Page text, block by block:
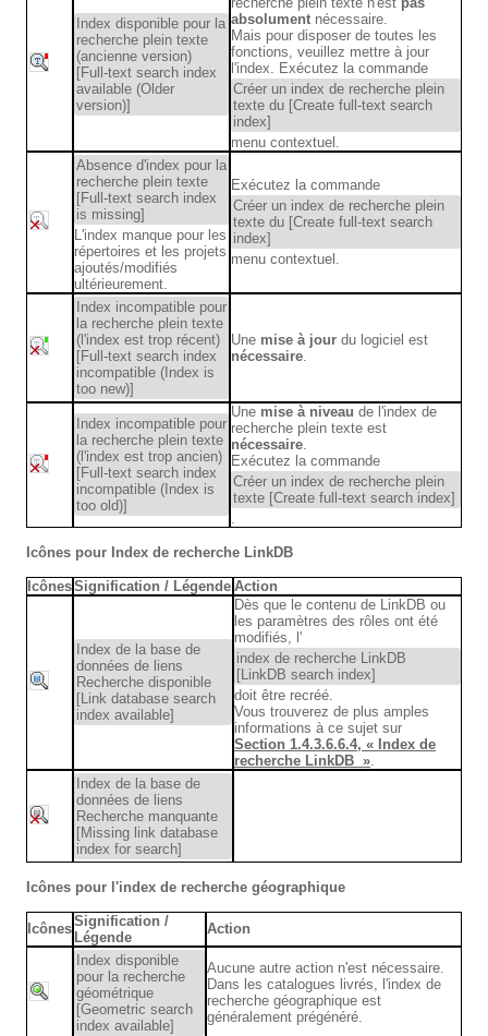
Index disponible pour la
recherche plein texte
(ancienne version)
[Full-text search index
available (Older
version)]
absolument nécessaire.
Mais pour disposer de toutes les
fonctions, veuillez mettre à jour
l'index. Exécutez la commande
Créer un index de recherche plein
texte du [Create full-text search
index]
menu contextuel.
Absence d'index pour la
recherche plein texte
[Full-text search index
is missing]
L'index manque pour les
répertoires et les projets
ajoutés/modifiés
ultérieurement.
Exécutez la commande
Créer un index de recherche plein
texte du [Create full-text search
index]
menu contextuel.
Index incompatible pour
la recherche plein texte
(l'index est trop récent)
[Full-text search index
incompatible (Index is
too new)]
Une mise à jour du logiciel est
nécessaire.
Index incompatible pour
la recherche plein texte
(l'index est trop ancien)
[Full-text search index
incompatible (Index is
too old)]
Une mise à niveau de l'index de
recherche plein texte est
nécessaire.
Exécutez la commande
Créer un index de recherche plein
texte [Create full-text search index]
.
Icônes pour Index de recherche LinkDB
IcônesSignification / Légende Action
Index de la base de
données de liens
Recherche disponible
[Link database search
index available]
Dès que le contenu de LinkDB ou
les paramètres des rôles ont été
modifiés, l'
index de recherche LinkDB
[LinkDB search index]
doit être recréé.
Vous trouverez de plus amples
informations à ce sujet sur
Section 1.4.3.6.6.4, « Index de
recherche LinkDB ».
Index de la base de
données de liens
Recherche manquante
[Missing link database
index for search]
Icônes pour l'index de recherche géographique
IcônesSignification /
Légende
Action
Index disponible
pour la recherche
géométrique
[Geometric search
index available]
Aucune autre action n'est nécessaire.
Dans les catalogues livrés, l'index de
recherche géographique est
généralement prégénéré.